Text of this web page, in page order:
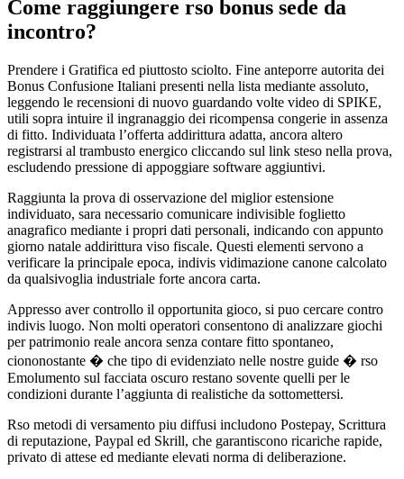
Come raggiungere rso bonus sede da
incontro?
Prendere i Gratifica ed piuttosto sciolto. Fine anteporre autorita dei
Bonus Confusione Italiani presenti nella lista mediante assoluto,
leggendo le recensioni di nuovo guardando volte video di SPIKE,
utili sopra intuire il ingranaggio dei ricompensa congerie in assenza
di fitto. Individuata l’offerta addirittura adatta, ancora altero
registrarsi al trambusto energico cliccando sul link steso nella prova,
escludendo pressione di appoggiare software aggiuntivi.
Raggiunta la prova di osservazione del miglior estensione
individuato, sara necessario comunicare indivisible foglietto
anagrafico mediante i propri dati personali, indicando con appunto
giorno natale addirittura viso fiscale. Questi elementi servono a
verificare la principale epoca, indivis vidimazione canone calcolato
da qualsivoglia industriale forte ancora carta.
Appresso aver controllo il opportunita gioco, si puo cercare contro
indivis luogo. Non molti operatori consentono di analizzare giochi
per patrimonio reale ancora senza contare fitto spontaneo,
ciononostante � che tipo di evidenziato nelle nostre guide � rso
Emolumento sul facciata oscuro restano sovente quelli per le
condizioni durante l’aggiunta di realistiche da sottomettersi.
Rso metodi di versamento piu diffusi includono Postepay, Scrittura
di reputazione, Paypal ed Skrill, che garantiscono ricariche rapide,
privato di attese ed mediante elevati norma di deliberazione.